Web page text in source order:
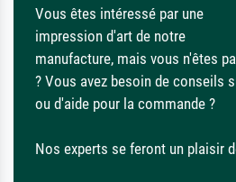
Vous êtes intéressé par une
impression d'art de notre
manufacture, mais vous n'êtes
? Vous avez besoin de conseils
ou d'aide pour la commande ?
Nos experts se feront un plaisir